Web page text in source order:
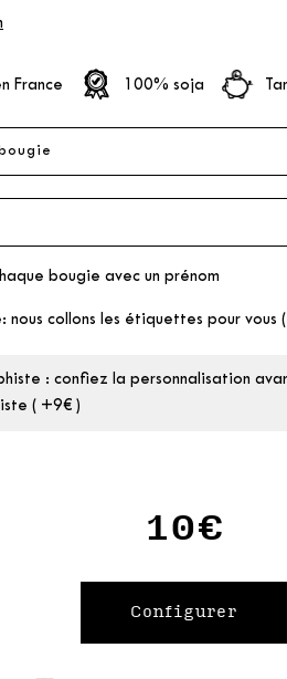
France 100% soja
bougie avec un prénom
nous collons les étiquettes pour vous
: confiez la personnalisation
( +9€ )
10€